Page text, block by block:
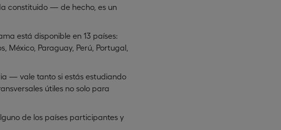
constituido — de hecho, es un
está disponible en 13 países:
México, Paraguay, Perú, Portugal,
— vale tanto si estás estudiando
útiles no solo para
de los países participantes y